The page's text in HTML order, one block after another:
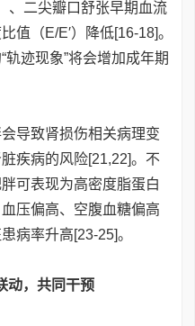
二尖瓣口舒张早期血流
值（E/E′）降低[16-18]。
迹现象”将会增加成年期
导致肾损伤相关病理变
疾病的风险[21,22]。不
可表现为高密度脂蛋白
压偏高、空腹血糖偏高
病率升高[23-25]。
动，共同干预